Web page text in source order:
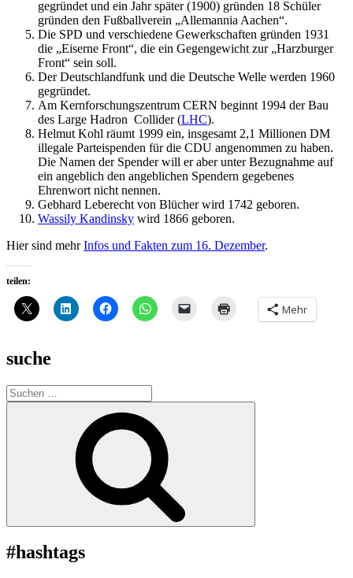
gegründet und ein Jahr später (1900) gründen 18 Schüler
gründen den Fußballverein „Allemannia Aachen“.
Die SPD und verschiedene Gewerkschaften gründen 1931
die „Eiserne Front“, die ein Gegengewicht zur „Harzburger
Front“ sein soll.
Der Deutschlandfunk und die Deutsche Welle werden 1960
gegründet.
Am Kernforschungszentrum CERN beginnt 1994 der Bau
des Large Hadron Collider (LHC).
Helmut Kohl räumt 1999 ein, insgesamt 2,1 Millionen DM
illegale Parteispenden für die CDU angenommen zu haben.
Die Namen der Spender will er aber unter Bezugnahme auf
ein angeblich den angeblichen Spendern gegebenes
Ehrenwort nicht nennen.
Gebhard Leberecht von Blücher wird 1742 geboren.
Wassily Kandinsky wird 1866 geboren.
Hier sind mehrInfos und Fakten zum 16. Dezember.
teilen:
Mehr
suche
Suche
nach:
#hashtags